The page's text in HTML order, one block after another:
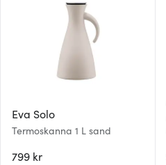
Eva Solo
Termoskanna 1 L sand
799 kr